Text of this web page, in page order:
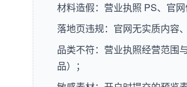
材料造假：营业执照 PS、官
落地页违规：官网无实质内容
品类不符：营业执照经营范围
品）；